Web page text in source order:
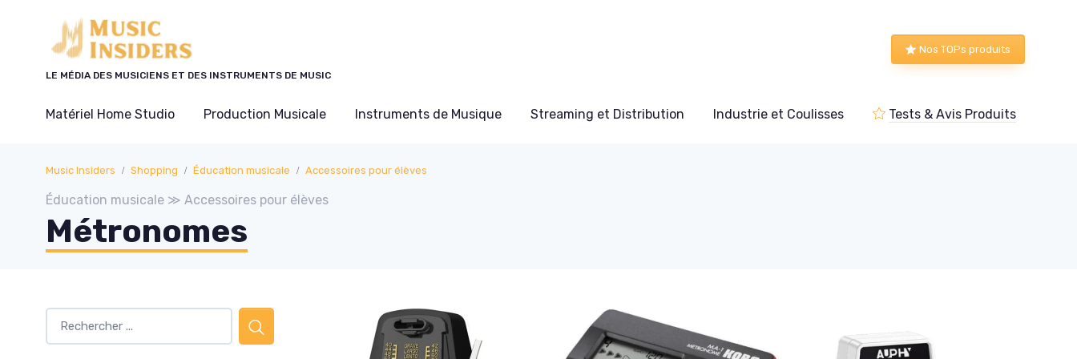
LE MÉDIA DES MUSICIENS ET DES INSTRUMENTS DE MUSIC
Nos TOPs produits
Matériel Home Studio Production Musicale Instruments de Musique Streaming et Distribution Industrie et Coulisses Tests & Avis Produits
Music Insiders Shopping Éducation musicale Accessoires pour élèves
Éducation musicale ≫ Accessoires pour élèves
Métronomes